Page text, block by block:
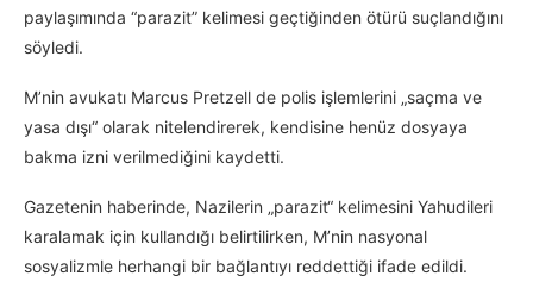
paylaşımında “parazit” kelimesi geçtiğinden ötürü suçlandığını
söyledi.
M’nin avukatı Marcus Pretzell de polis işlemlerini „saçma ve
yasa dışı“ olarak nitelendirerek, kendisine henüz dosyaya
bakma izni verilmediğini kaydetti.
Gazetenin haberinde, Nazilerin „parazit“ kelimesini Yahudileri
karalamak için kullandığı belirtilirken, M’nin nasyonal
sosyalizmle herhangi bir bağlantıyı reddettiği ifade edildi.